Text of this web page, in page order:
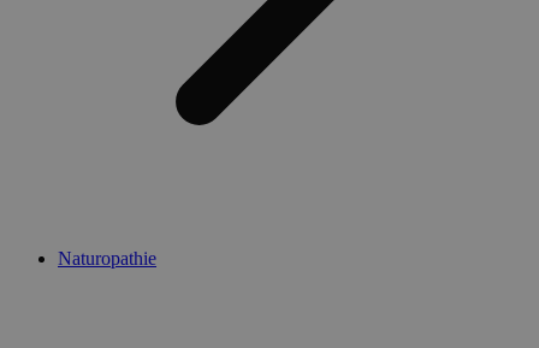
Naturopathie